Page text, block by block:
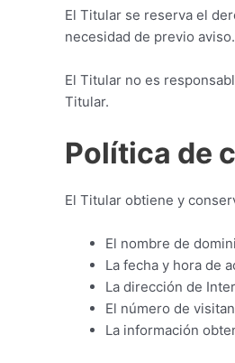
El Titular se reserva el
necesidad de previo aviso.
El Titular no es
Titular.
Política de
El Titular obtiene y
El nombre de
La fecha y hora de
La dirección de
El número de
La información